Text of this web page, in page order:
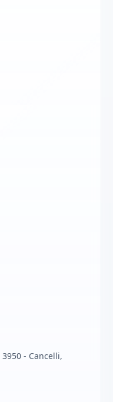
- Cancelli,